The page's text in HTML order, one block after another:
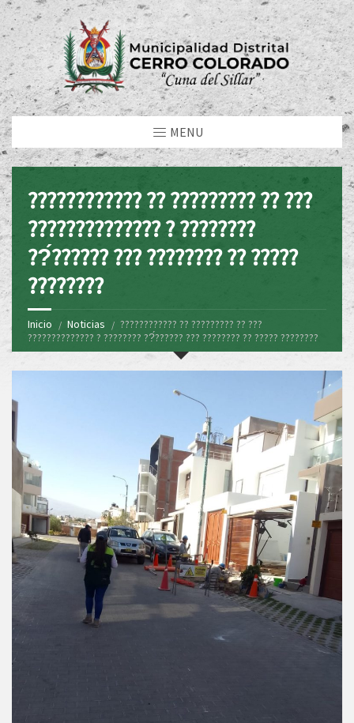
MENU
???????????? ?? ????????? ?? ???
?????????????? ? ????????
??́?????? ??? ???????? ?? ?????
????????
Inicio Noticias
???????????? ?? ????????? ?? ???
?????????????? ? ???????? ??́?????? ??? ???????? ?? ????? ????????